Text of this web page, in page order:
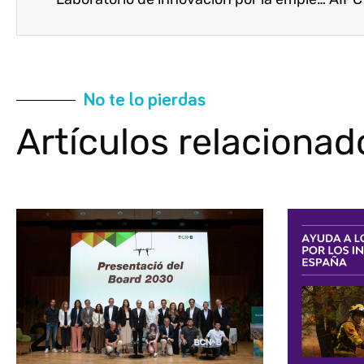
No te lo pierdas
Artículos